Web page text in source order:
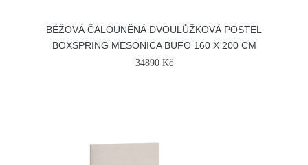
BÉŽOVÁ ČALOUNĚNÁ DVOULŮŽKOVÁ POSTEL
BOXSPRING MESONICA BUFO 160 X 200 CM
34890 Kč